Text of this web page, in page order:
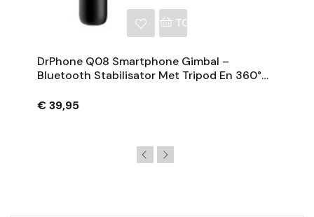
TOEVOEGEN AAN
DrPhone Q08 Smartphone Gimbal –
Bluetooth Stabilisator Met Tripod En 360°
€ 39,95